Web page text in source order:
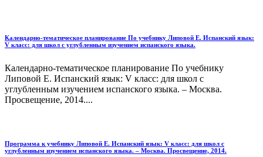
Календарно-тематическое планирование По учебнику Липовой Е. Испанский язык:
V класс: для школ с углубленным изучением испанского языка.
Календарно-тематическое планирование По учебнику
Липовой Е. Испанский язык: V класс: для школ с
углубленным изучением испанского языка. – Москва.
Просвещение, 2014....
Программа к учебнику Липовой Е. Испанский язык: V класс: для школ с
углубленным изучением испанского языка. – Москва. Просвещение, 2014.